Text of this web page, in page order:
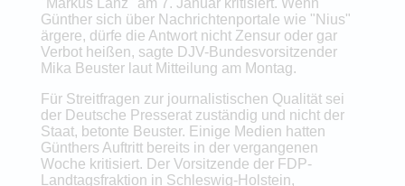
Günther sich über Nachrichtenportale wie "Nius"
ärgere, dürfe die Antwort nicht Zensur oder gar
Verbot heißen, sagte DJV-Bundesvorsitzender
Mika Beuster laut Mitteilung am Montag.
Für Streitfragen zur journalistischen Qualität sei
der Deutsche Presserat zuständig und nicht der
Staat, betonte Beuster. Einige Medien hatten
Günthers Auftritt bereits in der vergangenen
Woche kritisiert. Der Vorsitzende der FDP-
Landtagsfraktion in Schleswig-Holstein,